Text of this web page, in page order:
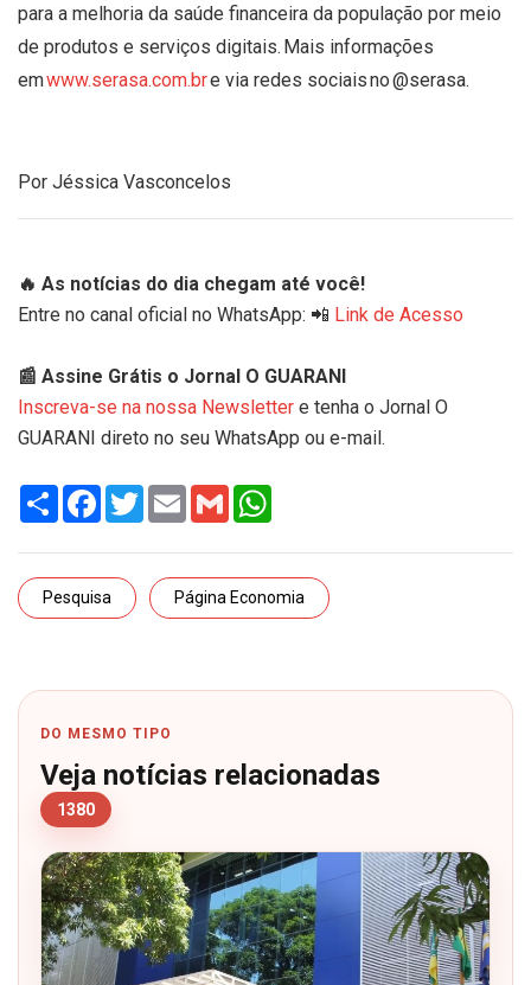
para a melhoria da saúde financeira da população por meio
de produtos e serviços digitais. Mais informações
emwww.serasa.com.bre via redes sociais no @serasa.
Por Jéssica Vasconcelos
🔥 As notícias do dia chegam até você!
Entre no canal oficial no WhatsApp: 📲 Link de Acesso
📰 Assine Grátis o Jornal O GUARANI
Inscreva-se na nossa Newsletter e tenha o Jornal O
GUARANI direto no seu WhatsApp ou e-mail.
Share Facebook
TwitterEmail Gmail
Pesquisa Página Economia
DO MESMO TIPO
Veja notícias relacionadas
1380